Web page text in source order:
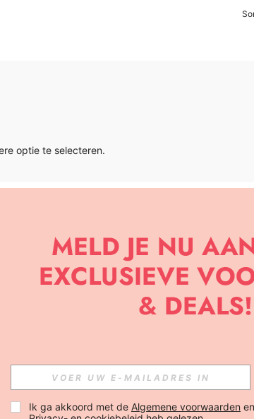
optie te selecteren.
VOOR ONZE NIEUWSBRIEF OM DE LAATSTE NIEUWE
IS MOGELIJK ELK MOMENT).
Ik ga akkoord met de Algemene voorwaarden